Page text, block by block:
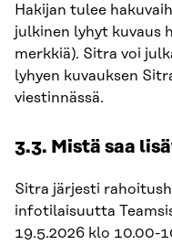
Hakijan tulee
julkinen lyhyt kuvaus
merkkiä). Sitra voi
lyhyen kuvauksen
viestinnässä.
3.3. Mistä saa
Sitra järjesti
infotilaisuutta
19.5.2026 klo 10.00-